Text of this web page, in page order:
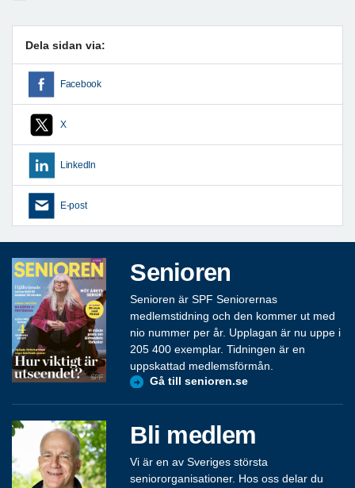
Dela sidan via:
Facebook
X
LinkedIn
E-post
Senioren
Senioren är SPF Seniorernas
medlemstidning och den kommer ut med
nio nummer per år. Upplagan är nu uppe i
205 400 exemplar. Tidningen är en
uppskattad medlemsförmån.
Gå till senioren.se
Bli medlem
Vi är en av Sveriges största
seniororganisationer. Hos oss delar du